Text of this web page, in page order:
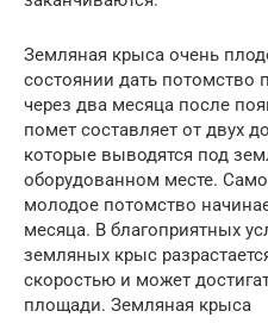
Земляная крыса очень
состоянии дать потомство
через два месяца после
помет составляет от двух
которые выводятся под
оборудованном месте.
молодое потомство
месяца. В благоприятных
земляных крыс
скоростью и может
площади. Земляная крыса